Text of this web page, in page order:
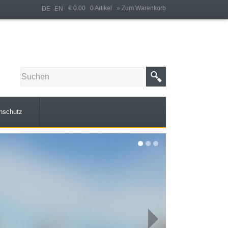
€ 0.00 0 Artikel » Zum Warenkorb
DE EN